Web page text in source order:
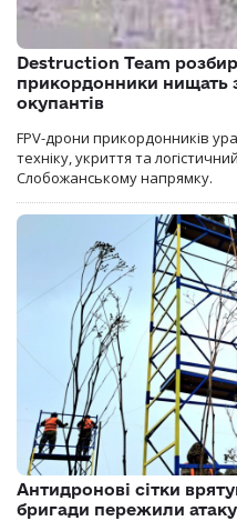
Destruction Team
прикордонники нищать
окупантів
FPV-дрони прикордонників
техніку, укриття та
Слобожанському напрямку.
Антидронові сітки
бригади пережили атаку